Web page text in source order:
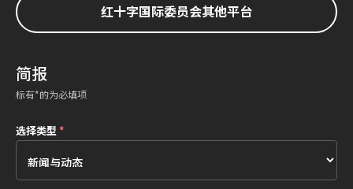
红十字国际委员会其他平台
简报
标有*的为必填项
选择类型*